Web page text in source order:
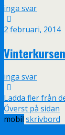
inga svar
2 februari, 2014
Vinterkursen
inga svar
Ladda fler från
Överst på sidan
mobil skrivbord